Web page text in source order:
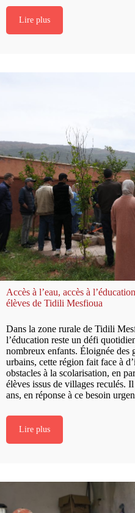
Lire plus
Accès à l’eau, accès à
élèves de Tidili Mesfioua
Dans la zone rurale de Tidili
l’éducation reste un défi
nombreux enfants. Éloignée des
urbains, cette région fait face à
obstacles à la scolarisation, en
élèves issus de villages reculés.
ans, en réponse à ce besoin
Lire plus